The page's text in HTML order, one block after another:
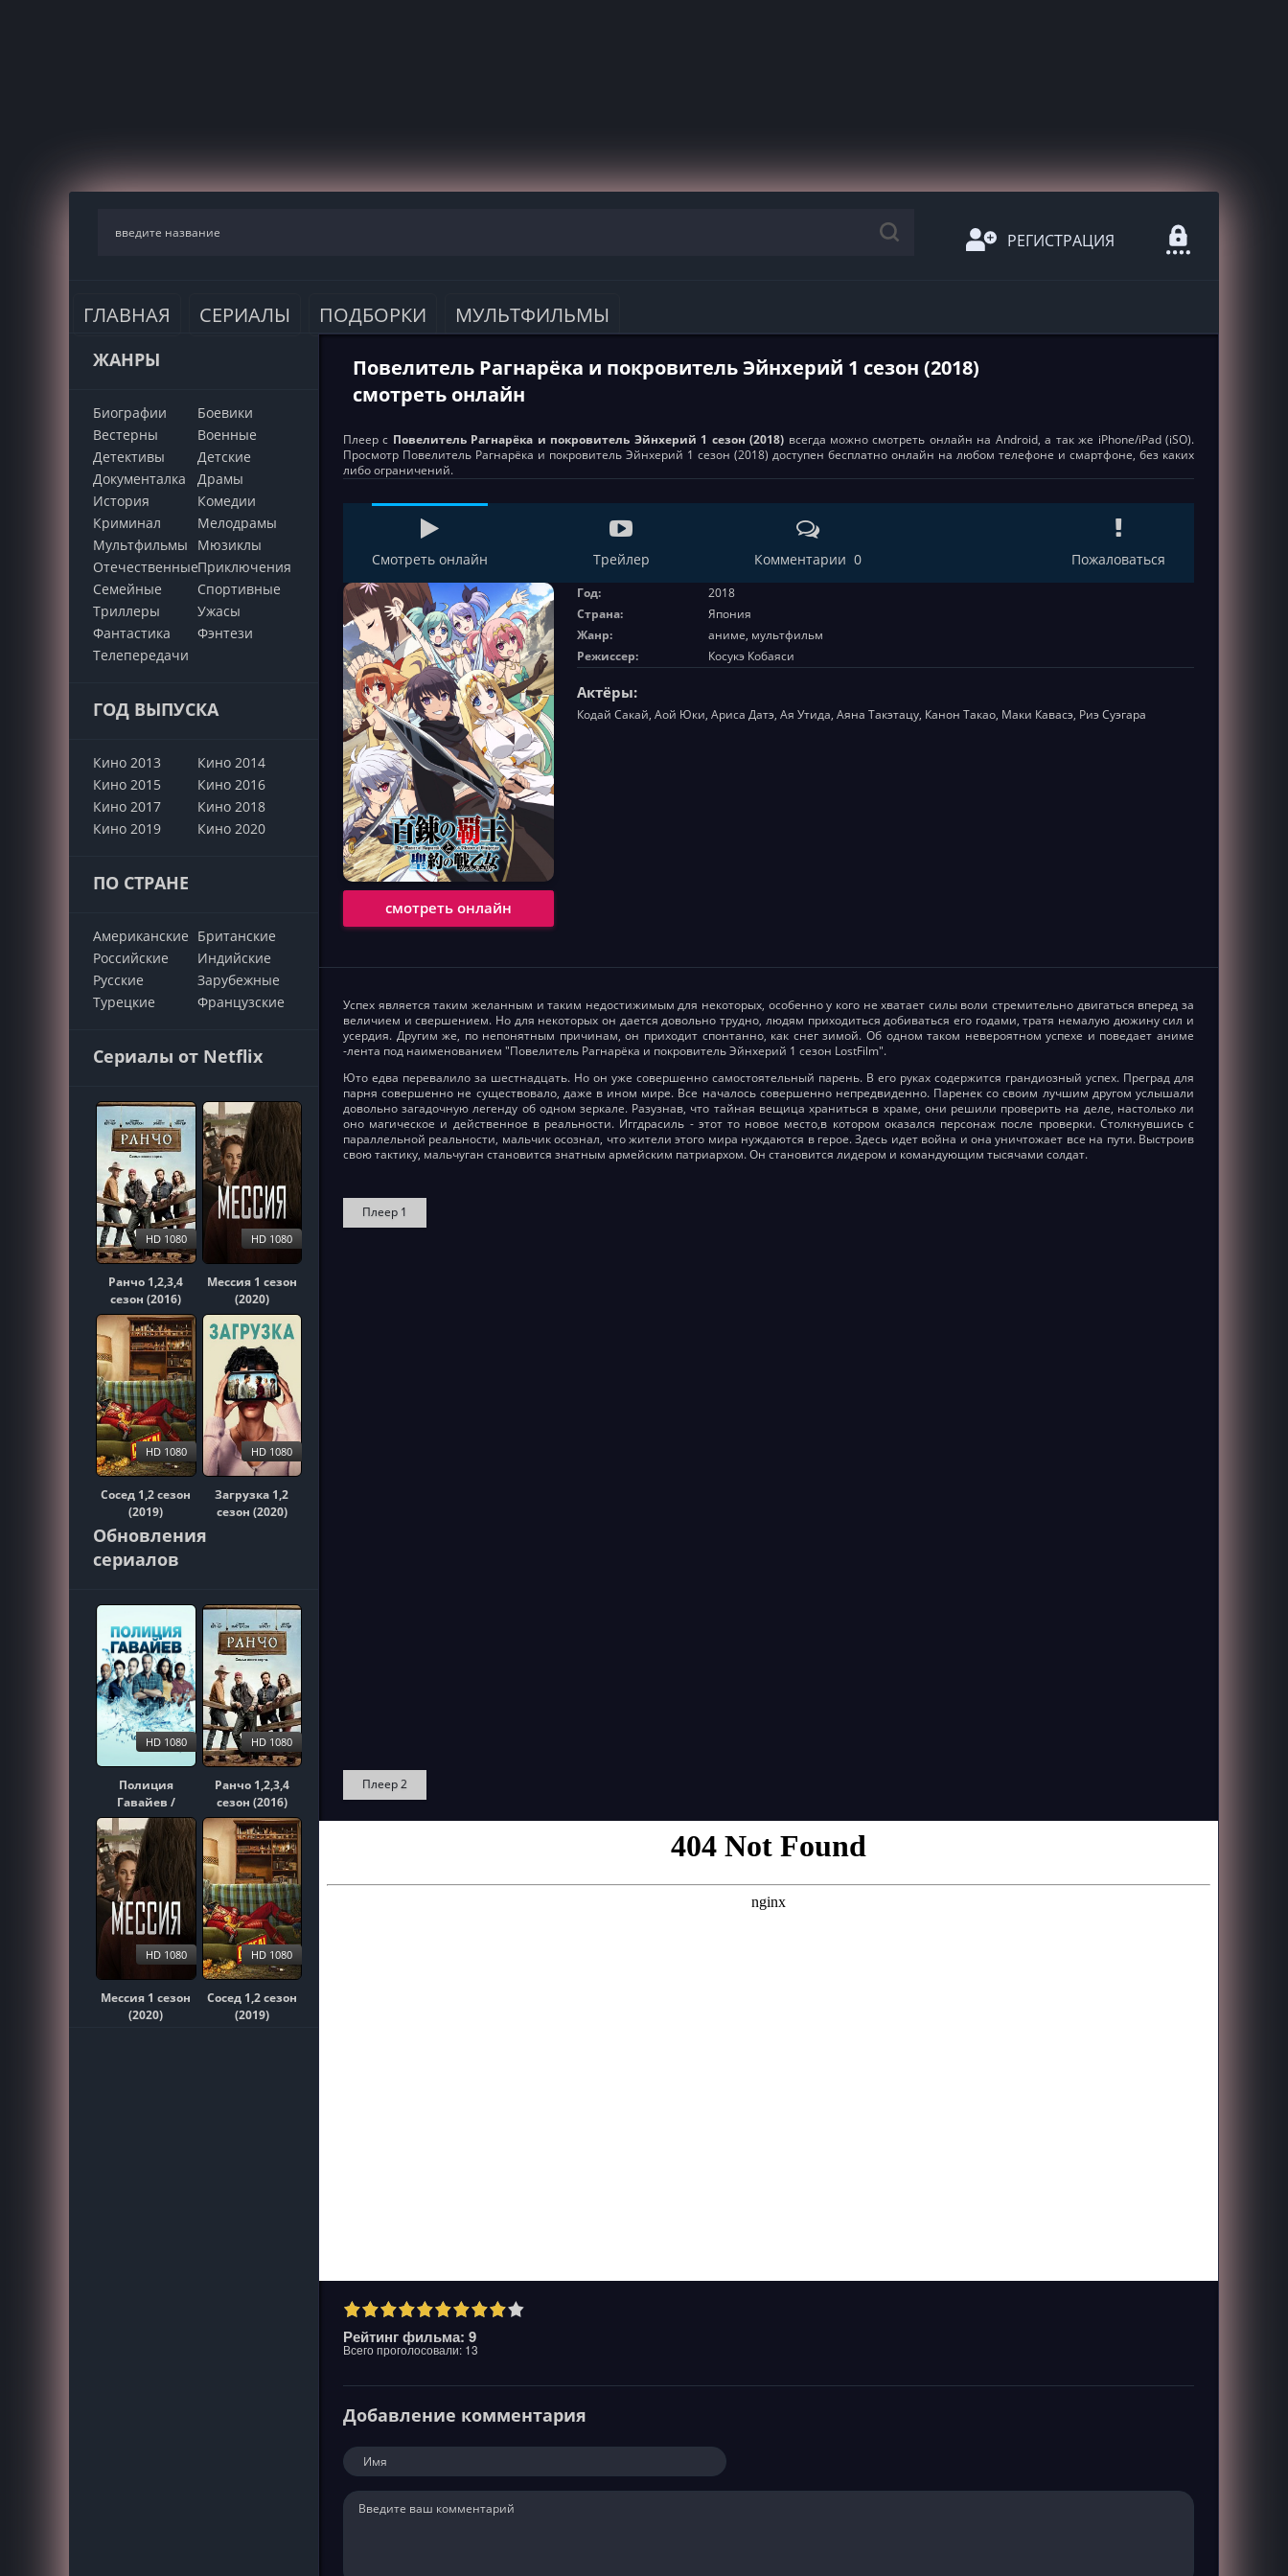
РЕГИСТРАЦИЯ
ГЛАВНАЯ СЕРИАЛЫ ПОДБОРКИ МУЛЬТФИЛЬМЫ
ЖАНРЫ
Биографии
Боевики
Вестерны
Военные
Детективы
Детские
Документалка
Драмы
История
Комедии
Криминал
Мелодрамы
Мультфильмы
Мюзиклы
ОтечественныеПриключения
Семейные
Cпортивные
Триллеры
Ужасы
Фантастика
Фэнтези
Телепередачи
ГОД ВЫПУСКА
Кино 2013
Кино 2014
Кино 2015
Кино 2016
Кино 2017
Кино 2018
Кино 2019
Кино 2020
ПО СТРАНЕ
Американские Британские
Российские
Индийские
Русские
Зарубежные
Турецкие
Французские
Сериалы от Netflix
Ранчо 1,2,3,4
сезон (2016)
HD 1080
Мессия 1 сезон
(2020)
HD 1080
Сосед 1,2 сезон
(2019)
HD 1080
Загрузка 1,2
сезон (2020)
HD 1080
Обновления
сериалов
Полиция
Гавайев /
Гавайи 5-0
1,2,3,4,5,6,7,8,9,10
сезон (2010)
HD 1080
Ранчо 1,2,3,4
сезон (2016)
HD 1080
Мессия 1 сезон
(2020)
HD 1080
Сосед 1,2 сезон
(2019)
HD 1080
Повелитель Рагнарёка и покровитель Эйнхерий 1 сезон (2018)
смотреть онлайн
Плеер с Повелитель Рагнарёка и покровитель Эйнхерий 1 сезон (2018) всегда можно смотреть онлайн на Android, а так же iPhone/iPad (iSO).
Просмотр Повелитель Рагнарёка и покровитель Эйнхерий 1 сезон (2018) доступен бесплатно онлайн на любом телефоне и смартфоне, без каких
либо ограничений.
Смотреть онлайн Трейлер Комментарии 0 Пожаловаться
смотреть онлайн
Год:
2018
Страна:
Япония
Жанр:
аниме, мультфильм
Режиссер:
Косукэ Кобаяси
Актёры:
Кодай Сакай, Аой Юки, Ариса Датэ, Ая Утида, Аяна Такэтацу, Канон Такао, Маки Кавасэ, Риэ Суэгара
Успех является таким желанным и таким недостижимым для некоторых, особенно у кого не хватает силы воли стремительно двигаться вперед за
величием и свершением. Но для некоторых он дается довольно трудно, людям приходиться добиваться его годами, тратя немалую дюжину сил и
усердия. Другим же, по непонятным причинам, он приходит спонтанно, как снег зимой. Об одном таком невероятном успехе и поведает аниме
-лента под наименованием "Повелитель Рагнарёка и покровитель Эйнхерий 1 сезон LostFilm".
Юто едва перевалило за шестнадцать. Но он уже совершенно самостоятельный парень. В его руках содержится грандиозный успех. Преград для
парня совершенно не существовало, даже в ином мире. Все началось совершенно непредвиденно. Паренек со своим лучшим другом услышали
довольно загадочную легенду об одном зеркале. Разузнав, что тайная вещица храниться в храме, они решили проверить на деле, настолько ли
оно магическое и действенное в реальности. Иггдрасиль - этот то новое место,в котором оказался персонаж после проверки. Столкнувшись с
параллельной реальности, мальчик осознал, что жители этого мира нуждаются в герое. Здесь идет война и она уничтожает все на пути. Выстроив
свою тактику, мальчуган становится знатным армейским патриархом. Он становится лидером и командующим тысячами солдат.
Плеер 1
Плеер 2
Рейтинг фильма: 9
Всего проголосовали: 13
Добавление комментария